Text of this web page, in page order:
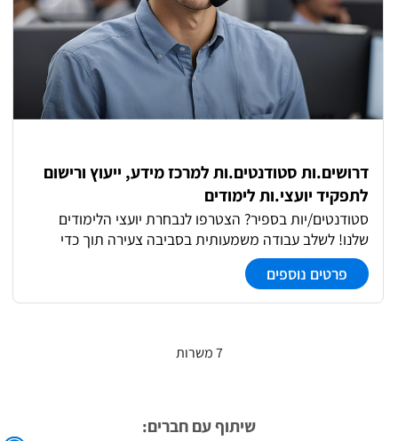
תומכים הנציגים בשיעורים המתקיימים בכיתות לימוד
ובמעבדות מחשבים ומבצעים משימות נוספות לפי צרכי
דרושים.ות סטודנטים.ות למרכז מידע, ייעוץ ורישום
לתפקיד יועצי.ות לימודים
סטודנטים/יות בספיר? הצטרפו לנבחרת יועצי הלימודים
שלנו! לשלב עבודה משמעותית בסביבה צעירה תוך כדי
הלימודים התפקיד כולל: מתן ייעוץ פרונטלי וטלפוני להכוונת
מתעניינים בלימודים השתתפות בכנסים וימים פתוחים
עבודת צוות מרובת ממשקים סביבת עבודה דינמית וצעירה
פרטים נוספים
7 משרות
שיתוף עם חברים: